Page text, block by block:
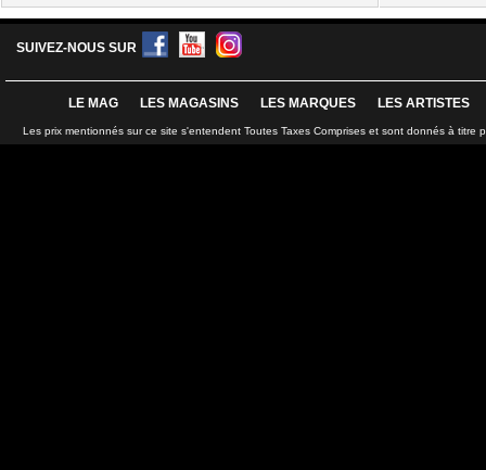
SUIVEZ-NOUS SUR
LE MAG LES MAGASINS LES MARQUES LES ARTISTES
Les prix mentionnés sur ce site s'entendent Toutes Taxes Comprises et sont donnés à